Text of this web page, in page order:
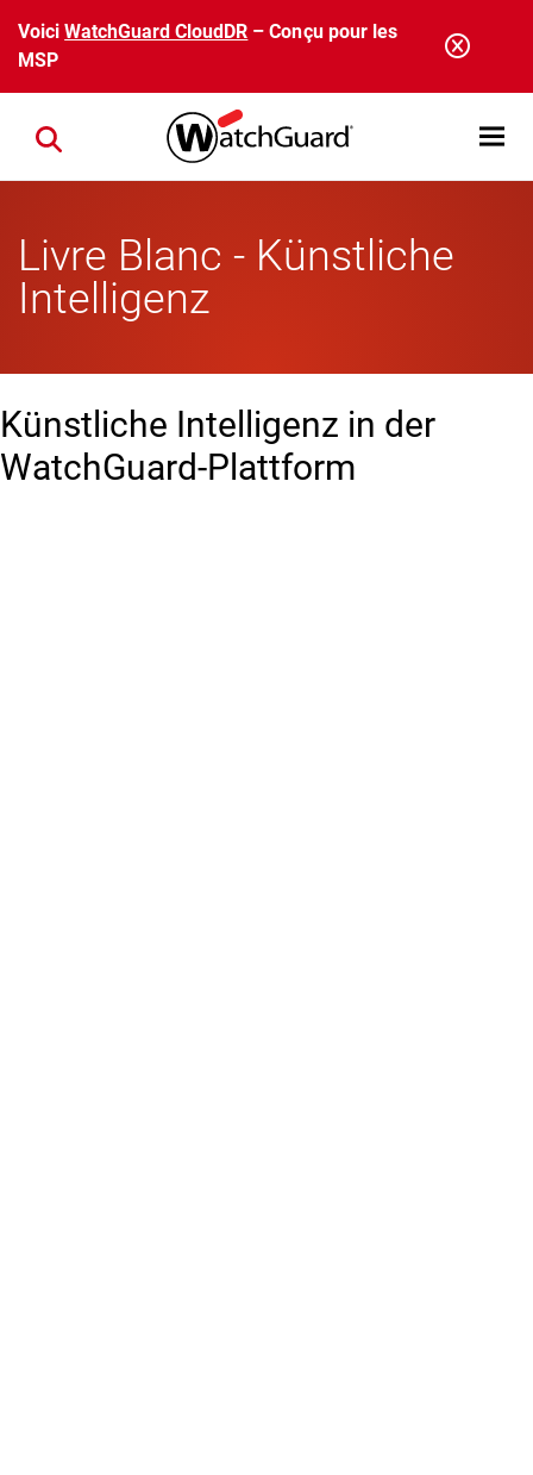
Aller au contenu principal
VoiciWatchGuard CloudDR – Conçu pour les
MSP
Open
Close search
Livre Blanc - Künstliche
Intelligenz
Künstliche Intelligenz in der
WatchGuard-Plattform